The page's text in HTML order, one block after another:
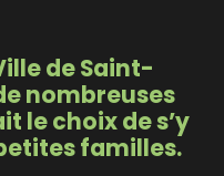
de Saint-
nombreuses
le choix de s’y
familles.